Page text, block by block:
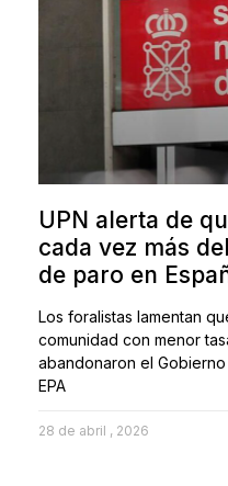
UPN alerta de
cada vez más
de paro en
Los foralistas lamentan
comunidad con menor
abandonaron el
EPA
28 de abril , 2026